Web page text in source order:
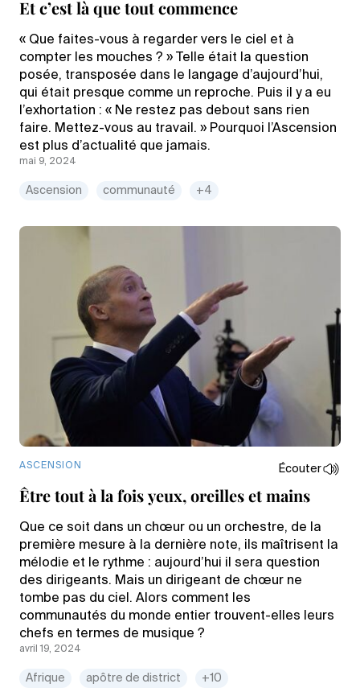
Et c’est là que tout commence
« Que faites-vous à regarder vers le ciel et à
compter les mouches ? » Telle était la question
posée, transposée dans le langage d’aujourd’hui,
qui était presque comme un reproche. Puis il y a eu
l’exhortation : « Ne restez pas debout sans rien
faire. Mettez-vous au travail. » Pourquoi l’Ascension
est plus d’actualité que jamais.
mai 9, 2024
Ascension communauté +4
ASCENSION Écouter
Être tout à la fois yeux, oreilles et mains
Que ce soit dans un chœur ou un orchestre, de la
première mesure à la dernière note, ils maîtrisent la
mélodie et le rythme : aujourd’hui il sera question
des dirigeants. Mais un dirigeant de chœur ne
tombe pas du ciel. Alors comment les
communautés du monde entier trouvent-elles leurs
chefs en termes de musique ?
avril 19, 2024
Afrique apôtre de district +10